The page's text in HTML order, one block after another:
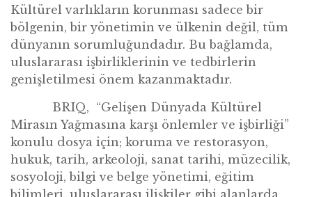
Kültürel varlıkların korunması sadece bir
bölgenin, bir yönetimin ve ülkenin değil, tüm
dünyanın sorumluğundadır. Bu bağlamda,
uluslararası işbirliklerinin ve tedbirlerin
genişletilmesi önem kazanmaktadır.
BRIQ, “Gelişen Dünyada Kültürel
Mirasın Yağmasına karşı önlemler ve işbirliği”
konulu dosya için; koruma ve restorasyon,
hukuk, tarih, arkeoloji, sanat tarihi, müzecilik,
sosyoloji, bilgi ve belge yönetimi, eğitim
bilimleri, uluslararası ilişkiler gibi alanlarda